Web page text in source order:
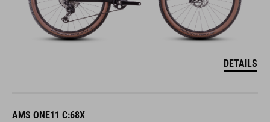
DETAILS
AMS ONE11 C:68X